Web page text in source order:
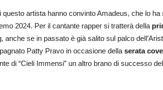
questo artista hanno convinto Amadeus, che lo
2024. Per il cantante rapper si tratterà della
anche se in passato è già salito sul palco
Patty Pravo in occasione della serata
di “Cieli Immensi” un altro brano di successo